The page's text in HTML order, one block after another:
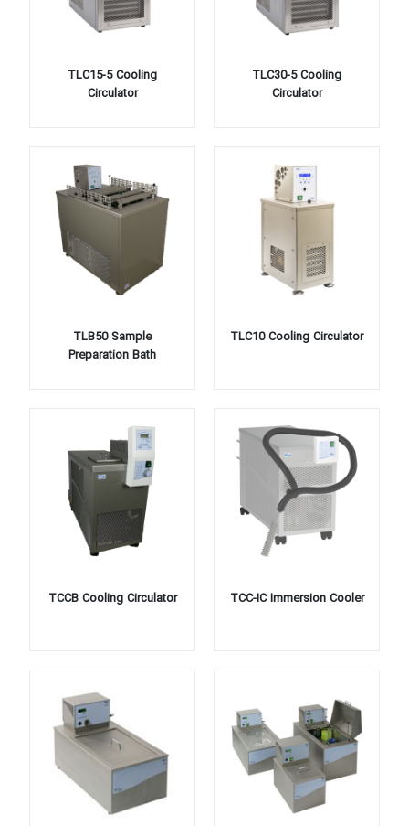
TLC30-5 Cooling
Circulator
TLC15-5 Cooling
Circulator
TLC10 Cooling Circulator
TLB50 Sample
Preparation Bath
TCC-IC Immersion Cooler
TCCB Cooling Circulator